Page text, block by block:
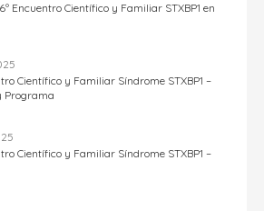
Encuentro Científico y Familiar STXBP1 en
Científico y Familiar Síndrome STXBP1 –
Programa
Científico y Familiar Síndrome STXBP1 –